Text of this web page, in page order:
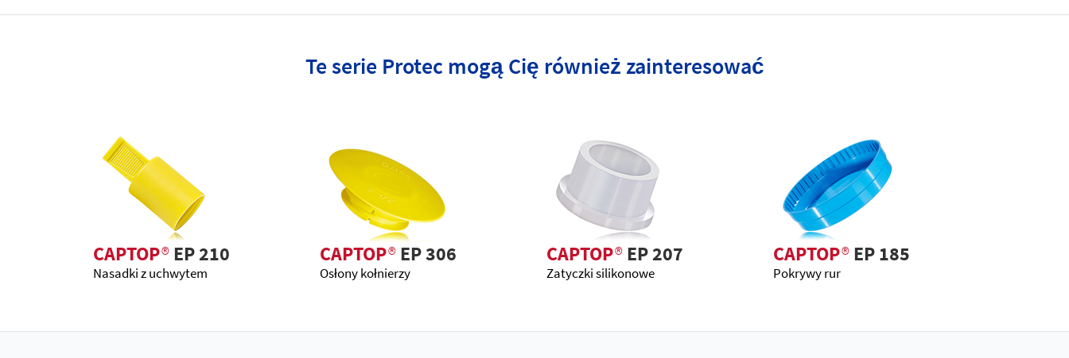
Te serie Protec mogą Cię również zainteresować
CAPTOP®EP 210
Nasadki z uchwytem
CAPTOP®EP 306
Osłony kołnierzy
CAPTOP®EP 207
Zatyczki silikonowe
CAPTOP®EP 185
Pokrywy rur